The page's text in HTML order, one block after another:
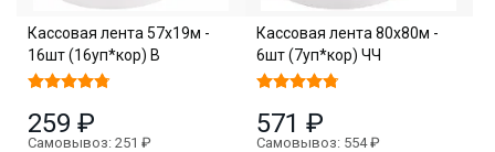
Кассовая лента 57х19м -
16шт (16уп*кор) В
259 ₽
Самовывоз: 251 ₽
Кассовая лента 80х80м -
6шт (7уп*кор) ЧЧ
571 ₽
Самовывоз: 554 ₽